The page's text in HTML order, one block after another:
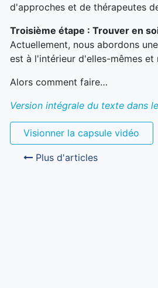
d'approches et de thérapeutes
Troisième étape : Trouver en
Actuellement, nous abordons
est à l'intérieur d'elles-mêmes et
Alors comment faire…
Version intégrale du texte dans
Visionner la capsule vidéo
Plus d'articles